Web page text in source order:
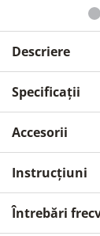
Descriere
Obține cu
calitate
Intuition
Specificații
globale
indicator led
Accesorii
Instrucțiuni
Întrebări